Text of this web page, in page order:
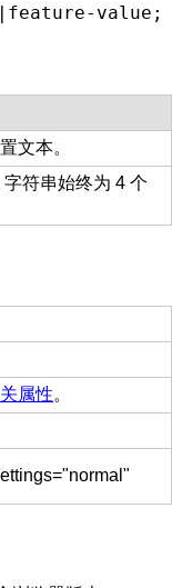
value;
文本。
符串始终为 4 个
属性。